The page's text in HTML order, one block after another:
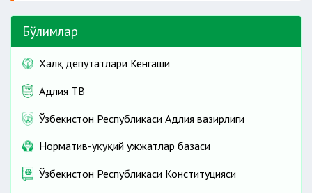
Бўлимлар
Халқ депутатлари Кенгаши
Адлия ТВ
Ўзбекистон Республикаси Адлия вазирлиги
Норматив-ҳуқуқий ҳужжатлар базаси
Ўзбекистон Республикаси Конституцияси